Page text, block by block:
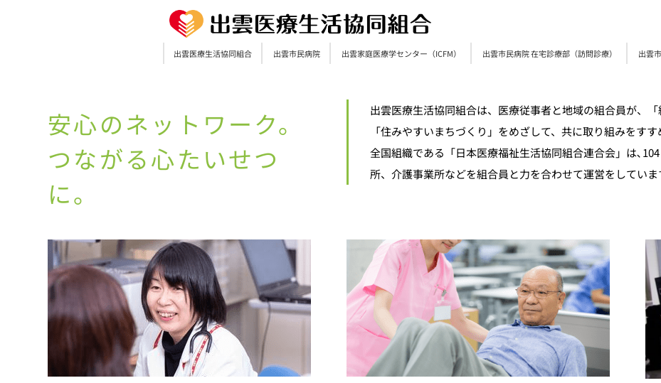
出雲医療生活協同組合 出雲市民病院 出雲家庭医療学センター（ICFM） 出雲市民病院 在宅診療部（訪問診療） 出雲
安心のネットワーク。
つながる心たいせつ
に。
出雲医療生活協同組合は、医療従事者と地域の組合員が、
「住みやすいまちづくり」をめざして、共に取り組みをすす
全国組織である「日本医療福祉生活協同組合連合会」は､
所、介護事業所などを組合員と力を合わせて運営をしていま